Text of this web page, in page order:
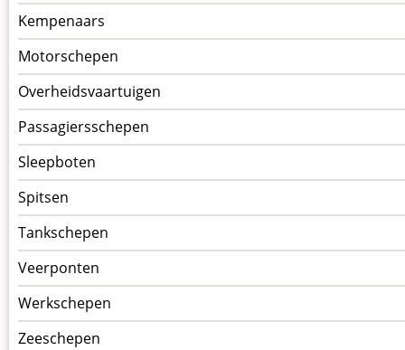
Kempenaars
Motorschepen
Overheidsvaartuigen
Passagiersschepen
Sleepboten
Spitsen
Tankschepen
Veerponten
Werkschepen
Zeeschepen